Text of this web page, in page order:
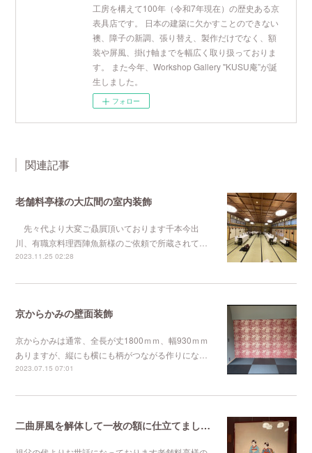
工房を構えて100年（令和7年現在）の歴史ある京
表具店です。 日本の建築に欠かすことのできない
襖、障子の新調、張り替え、製作だけでなく、額
装や屏風、掛け軸までを幅広く取り扱っておりま
す。 また今年、Workshop Gallery "KUSU庵”が誕
生しました。
フォロー
関連記事
老舗料亭様の大広間の室内装飾
先々代より大変ご贔屓頂いております千本今出
川、有職京料理西陣魚新様のご依頼で所蔵されて…
2023.11.25 02:28
京からかみの壁面装飾
京からかみは通常、全長が丈1800ｍｍ、幅930ｍｍ
ありますが、縦にも横にも柄がつながる作りにな…
2023.07.15 07:01
二曲屏風を解体して一枚の額に仕立てました。